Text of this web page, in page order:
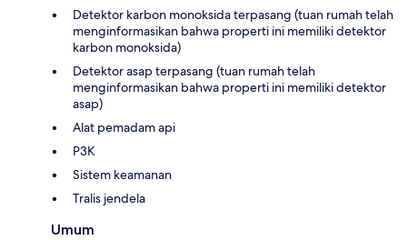
Detektor karbon monoksida terpasang (tuan rumah telah
menginformasikan bahwa properti ini memiliki detektor
karbon monoksida)
Detektor asap terpasang (tuan rumah telah
menginformasikan bahwa properti ini memiliki detektor
asap)
Alat pemadam api
P3K
Sistem keamanan
Tralis jendela
Umum